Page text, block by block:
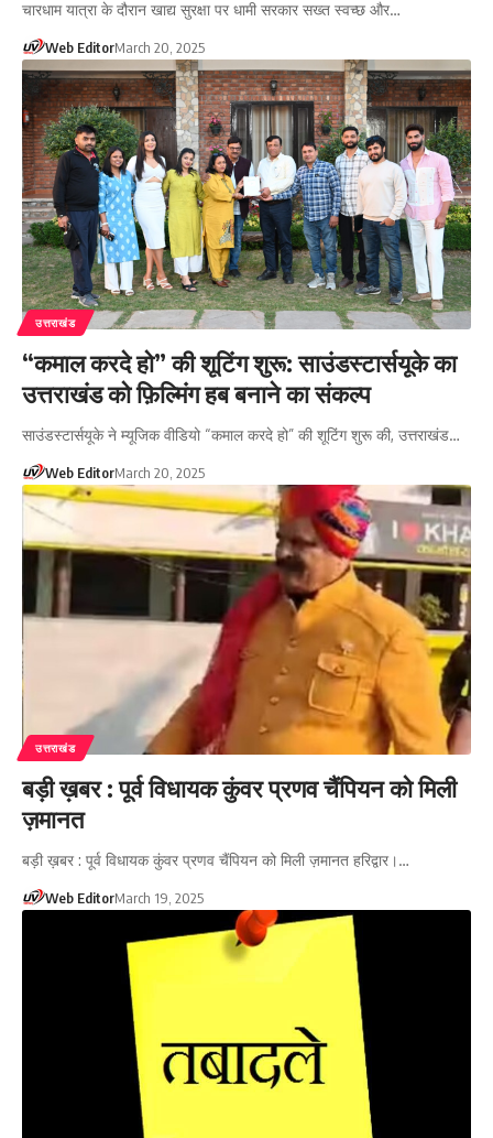
चारधाम यात्रा के दौरान खाद्य सुरक्षा पर धामी सरकार सख्त स्वच्छ और…
Web EditorMarch 20, 2025
उत्तराखंड
“कमाल करदे हो” की शूटिंग शुरू: साउंडस्टार्सयूके का
उत्तराखंड को फ़िल्मिंग हब बनाने का संकल्प
साउंडस्टार्सयूके ने म्यूजिक वीडियो “कमाल करदे हो” की शूटिंग शुरू की, उत्तराखंड…
Web EditorMarch 20, 2025
उत्तराखंड
बड़ी ख़बर : पूर्व विधायक कुंवर प्रणव चैंपियन को मिली
ज़मानत
बड़ी ख़बर : पूर्व विधायक कुंवर प्रणव चैंपियन को मिली ज़मानत हरिद्वार।…
Web EditorMarch 19, 2025